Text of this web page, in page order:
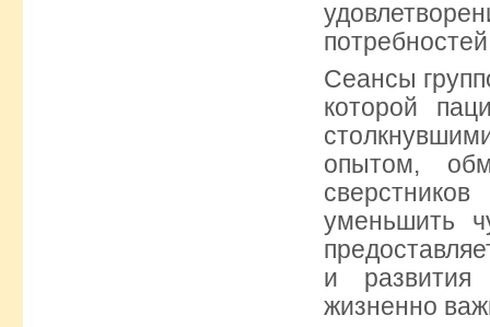
Сеансы
которой
опытом,
уменьшить
и развития
жизненно